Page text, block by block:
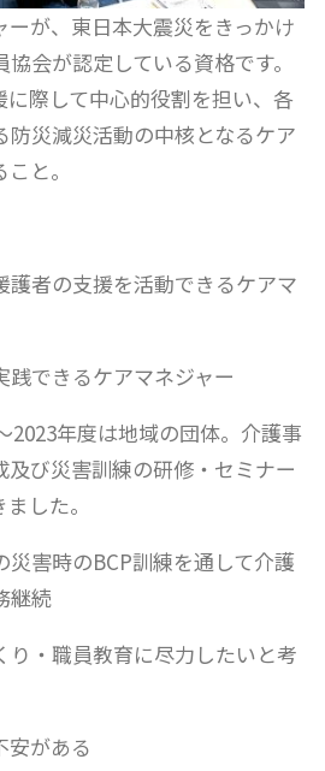
ーが、東日本大震災をきっかけ
会が認定している資格です。
に際して中心的役割を担い、各
災減災活動の中核となるケア
と。
者の支援を活動できるケアマ
できるケアマネジャー
2023年度は地域の団体。介護事
及び災害訓練の研修・セミナー
した。
害時のBCP訓練を通して介護
継続
り・職員教育に尽力したいと考
安がある